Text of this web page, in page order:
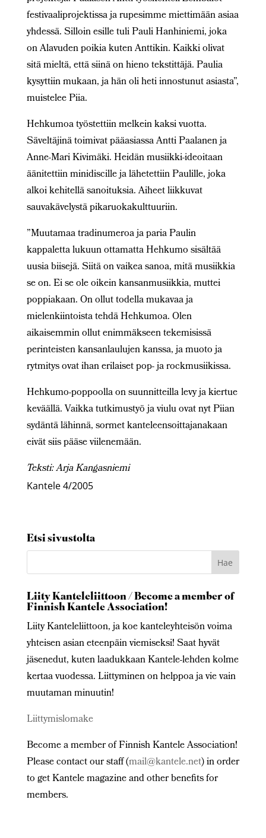
festivaaliprojektissa ja rupesimme miettimään asiaa
yhdessä. Silloin esille tuli Pauli Hanhiniemi, joka
on Alavuden poikia kuten Anttikin. Kaikki olivat
sitä mieltä, että siinä on hieno tekstittäjä. Paulia
kysyttiin mukaan, ja hän oli heti innostunut asiasta”,
muistelee Piia.
Hehkumoa työstettiin melkein kaksi vuotta.
Säveltäjinä toimivat pääasiassa Antti Paalanen ja
Anne-Mari Kivimäki. Heidän musiikki-ideoitaan
äänitettiin minidiscille ja lähetettiin Paulille, joka
alkoi kehitellä sanoituksia. Aiheet liikkuvat
sauvakävelystä pikaruokakulttuuriin.
”Muutamaa tradinumeroa ja paria Paulin
kappaletta lukuun ottamatta Hehkumo sisältää
uusia biisejä. Siitä on vaikea sanoa, mitä musiikkia
se on. Ei se ole oikein kansanmusiikkia, muttei
poppiakaan. On ollut todella mukavaa ja
mielenkiintoista tehdä Hehkumoa. Olen
aikaisemmin ollut enimmäkseen tekemisissä
perinteisten kansanlaulujen kanssa, ja muoto ja
rytmitys ovat ihan erilaiset pop- ja rockmusiikissa.
Hehkumo-poppoolla on suunnitteilla levy ja kiertue
keväällä. Vaikka tutkimustyö ja viulu ovat nyt Piian
sydäntä lähinnä, sormet kanteleensoittajanakaan
eivät siis pääse viilenemään.
Teksti: Arja Kangasniemi
Kantele 4/2005
Etsi sivustolta
Liity Kanteleliittoon / Become a member of
Finnish Kantele Association!
Liity Kanteleliittoon, ja koe kanteleyhteisön voima
yhteisen asian eteenpäin viemiseksi! Saat hyvät
jäsenedut, kuten laadukkaan Kantele-lehden kolme
kertaa vuodessa. Liittyminen on helppoa ja vie vain
muutaman minuutin!
Liittymislomake
Become a member of Finnish Kantele Association!
Please contact our staff (mail@kantele.net) in order
to get Kantele magazine and other benefits for
members.